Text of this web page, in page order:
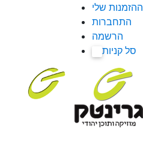
ההזמנות שלי
התחברות
הרשמה
סל קניות